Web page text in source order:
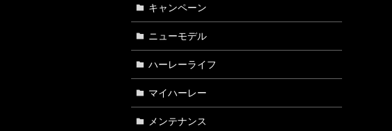
キャンペーン
ニューモデル
ハーレーライフ
マイハーレー
メンテナンス